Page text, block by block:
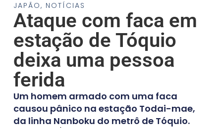
JAPÃO, NOTÍCIAS
Ataque com faca em
estação de Tóquio
deixa uma pessoa
ferida
Um homem armado com uma faca
causou pânico na estação Todai-mae,
da linha Nanboku do metrô de Tóquio.